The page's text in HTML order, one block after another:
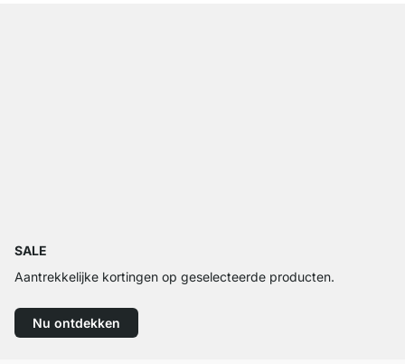
SALE
Aantrekkelijke kortingen op geselecteerde producten.
Nu ontdekken